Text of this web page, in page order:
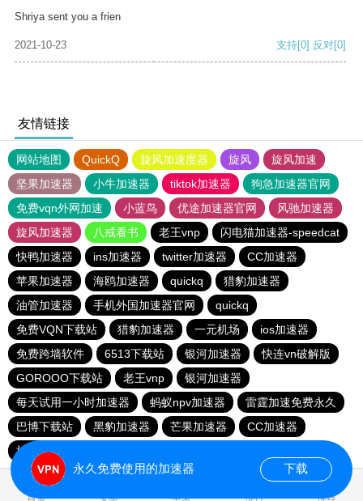
Shriya sent you a frien
2021-10-23 支持[0] 反对[0]
友情链接
网站地图 QuickQ 旋风加速度器 旋风
旋风加速
坚果加速器
小牛加速器 tiktok加速器
狗急加速器官网
免费vqn外网加速
小蓝鸟 优途加速器官网
风驰加速器
旋风加速器
八戒看书 老王vnp
闪电猫加速器-speedcat
快鸭加速器
ins加速器 twitter加速器
CC加速器
苹果加速器
海鸥加速器 quickq
猎豹加速器
油管加速器
手机外国加速器官网
quickq
免费VQN下载站
猎豹加速器 一元机场
ios加速器
免费跨墙软件
6513下载站 银河加速器
快连vn破解版
GOROOO下载站
老王vnp
银河加速器
每天试用一小时加速器
蚂蚁npv加速器
雷霆加速免费永久
巴博下载站
黑豹加速器 芒果加速器
CC加速器
旋风pvn加速器
首页 安卓 苹果 排行 推荐
永久免费使用的加速器 下载